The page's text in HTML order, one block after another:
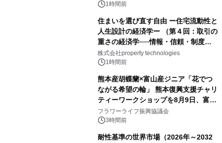
1時間前
住まいを選び直す自由 ー住宅流動性と
人生設計の経済学ー （第４回：取引の
重さの経済学──情報・信頼・制度を
PropTechはどう組み替えるか）｜
PropTech-Lab
株式会社property technologies
1時間前
熊本産胡蝶蘭×富山産ジニア「花でつ
ながる希望の輪」 熊本復興支援チャリ
ティーワークショップを8月9日、富
山・射水で開催
フラワーライフ振興協議会
3時間前
耐性基準の世界市場（2026年～2032